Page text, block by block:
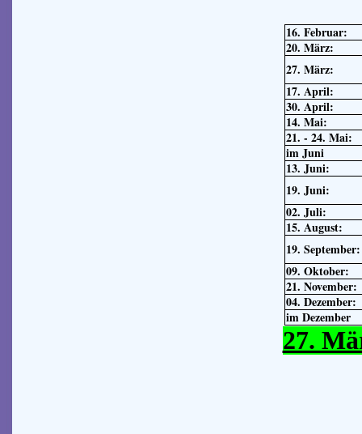
16. Februar:
20. März:
27. März:
17. April:
30. April:
14. Mai:
21. - 24. Mai:
im Juni
13. Juni:
19. Juni:
02. Juli:
15. August:
19. September:
09. Oktober:
21. November:
04. Dezember:
im Dezember
27.